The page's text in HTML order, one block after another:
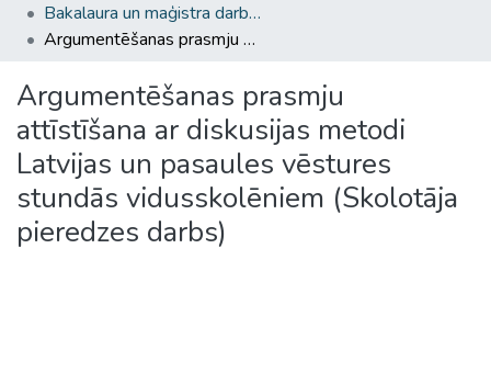
Bakalaura un maģistra darbi (PPMF) / Bachelor's and Master's theses
Argumentēšanas prasmju attīstīšana ar diskusijas metodi Latvijas un pasaules vēstures stundās vidusskolēniem (Skolotāja pieredzes darbs)
Argumentēšanas prasmju
attīstīšana ar diskusijas metodi
Latvijas un pasaules vēstures
stundās vidusskolēniem (Skolotāja
pieredzes darbs)